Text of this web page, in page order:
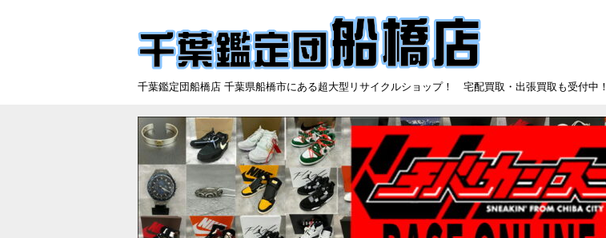
千葉鑑定団船橋店 千葉県船橋市にある超大型リサイクルショップ！ 宅配買取・出張買取も受付中！